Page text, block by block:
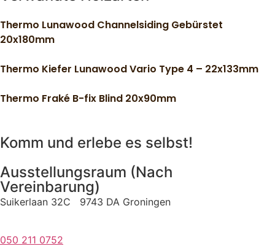
Thermo Lunawood Channelsiding Gebürstet
20x180mm
Thermo Kiefer Lunawood Vario Type 4 – 22x133mm
Thermo Fraké B-fix Blind 20x90mm
Komm und erlebe es selbst!
Ausstellungsraum (Nach
Vereinbarung)
Suikerlaan 32C 9743 DA Groningen
050 211 0752